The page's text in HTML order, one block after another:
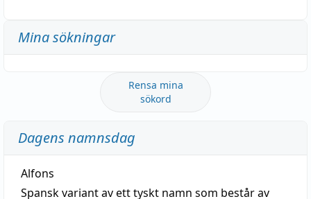
Mina sökningar
Rensa mina
sökord
Dagens namnsdag
Alfons
Spansk variant av ett tyskt namn som består av